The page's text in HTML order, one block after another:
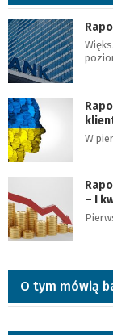
W
– I
O tym mówią